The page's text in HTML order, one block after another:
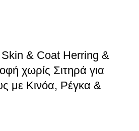
& Coat Herring &
χωρίς Σιτηρά για
με Κινόα, Ρέγκα &